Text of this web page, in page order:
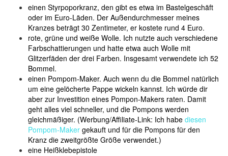
einen Styrpoporkranz, den gibt es etwa im Bastelgeschäft
oder im Euro-Läden. Der Außendurchmesser meines
Kranzes beträgt 30 Zentimeter, er kostete rund 4 Euro.
rote, grüne und weiße Wolle. Ich nutzte auch verschiedene
Farbschattierungen und hatte etwa auch Wolle mit
Glitzerfäden der drei Farben. Insgesamt verwendete ich 52
Bommel.
einen Pompom-Maker. Auch wenn du die Bommel natürlich
um eine gelöcherte Pappe wickeln kannst. Ich würde dir
aber zur Investition eines Pompon-Makers raten. Damit
geht alles viel schneller, und die Pompons werden
gleichmäßiger. (Werbung/Affiliate-Link: Ich habe diesen
Pompom-Maker gekauft und für die Pompons für den
Kranz die zweitgrößte Größe verwendet.)
eine Heißklebepistole